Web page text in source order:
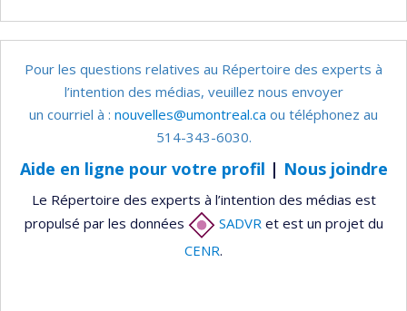
Pour les questions relatives au Répertoire des experts à
l’intention des médias, veuillez nous envoyer
un courriel à : nouvelles@umontreal.ca ou téléphonez au
514-343-6030.
Aide en ligne pour votre profil | Nous joindre
Le Répertoire des experts à l’intention des médias est
propulsé par les données
SADVRet est un projet du
CENR.